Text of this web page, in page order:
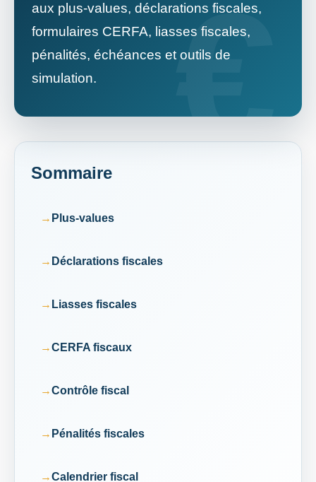
aux plus-values, déclarations fiscales,
formulaires CERFA, liasses fiscales,
pénalités, échéances et outils de
simulation.
Sommaire
Plus-values
Déclarations fiscales
Liasses fiscales
CERFA fiscaux
Contrôle fiscal
Pénalités fiscales
Calendrier fiscal